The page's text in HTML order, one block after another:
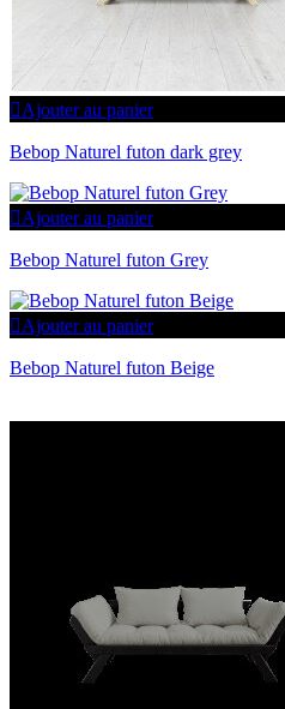
Ajouter au panier
Bebop Naturel futon dark grey
Ajouter au panier
Bebop Naturel futon Grey
Ajouter au panier
Bebop Naturel futon Beige